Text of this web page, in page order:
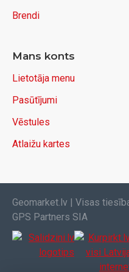
Brendi
Mans konts
Lietotāja menu
Pasūtījumi
Vēstules
Atlaižu kartes
Geomarket.lv | Visas
GPS Partners SIA